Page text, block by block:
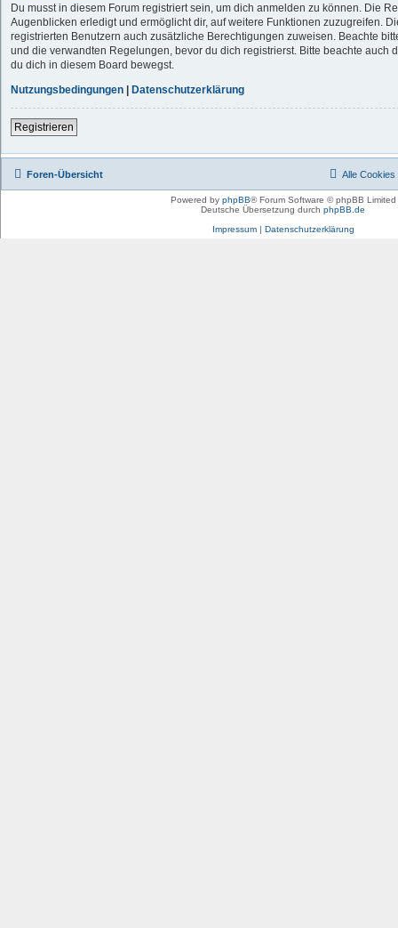
Du musst in diesem Forum registriert sein, um dich anmelden zu können. Die
Augenblicken erledigt und ermöglicht dir, auf weitere Funktionen zuzugreifen.
registrierten Benutzern auch zusätzliche Berechtigungen zuweisen. Beachte
und die verwandten Regelungen, bevor du dich registrierst. Bitte beachte auch
du dich in diesem Board bewegst.
Nutzungsbedingungen | Datenschutzerklärung
Registrieren
Foren-Übersicht Alle Cookies
Powered by phpBB® Forum Software © phpBB Limited
Deutsche Übersetzung durch phpBB.de
Impressum| Datenschutzerklärung